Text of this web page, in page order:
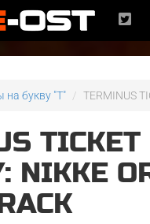
букву "T" TERMINUS
TICKET
NIKKE